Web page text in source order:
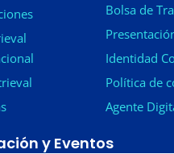
Bolsa de
Identidad
Política de
Agente
y Eventos